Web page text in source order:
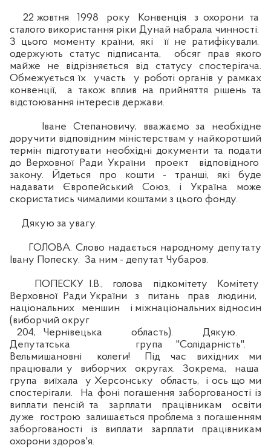
22 жовтня 1998 року Конвенція з охорони та
сталого використання ріки Дунай набрала чинності.
З цього моменту країни, які її не ратифікували,
одержують статус підписанта, обсяг прав якого
майже не відрізняється від статусу спостерігача.
Обмежується їх участь у роботі органів у рамках
конвенції, а також вплив на прийняття рішень та
відстоювання інтересів держави.
Іване Степановичу, вважаємо за необхідне
доручити відповідним міністерствам у найкоротший
термін підготувати необхідні документи та подати
до Верховної Ради України проект відповідного
закону. Йдеться про кошти - транші, які буде
надавати Європейський Союз, і Україна може
скористатись чималими коштами з цього фонду.
Дякую за увагу.
ГОЛОВА. Слово надається народному депутату
Івану Попеску. За ним - депутат Чубаров.
ПОПЕСКУ І.В., голова підкомітету Комітету
Верховної Ради України з питань прав людини,
національних меншин і міжнаціональних відносин
(виборчий округ
204, Чернівецька область). Дякую.
Депутатська група "Солідарність".
Вельмишановні колеги! Під час вихідних ми
працювали у виборчих округах. Зокрема, наша
група виїхала у Херсонську область, і ось що ми
спостерігали. На фоні погашення заборгованості із
виплати пенсій та зарплати працівникам освіти
дуже гострою залишається проблема з погашенням
заборгованості із виплати зарплати працівникам
охорони здоров'я.